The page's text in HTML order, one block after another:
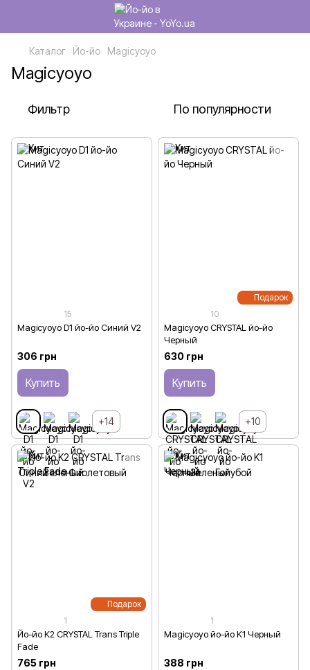
Каталог Йо-йо Magicyoyo
Magicyoyo
Фильтр По популярности
15
Magicyoyo D1 йо-йо Синий V2
306 грн
Купить
+14
Подарок
10
Magicyoyo CRYSTAL йо-йо
Черный
630 грн
Купить
+10
Подарок
1
Йо-йо K2 CRYSTAL Trans Triple
Fade
765 грн
1
Magicyoyo йо-йо K1 Черный
388 грн